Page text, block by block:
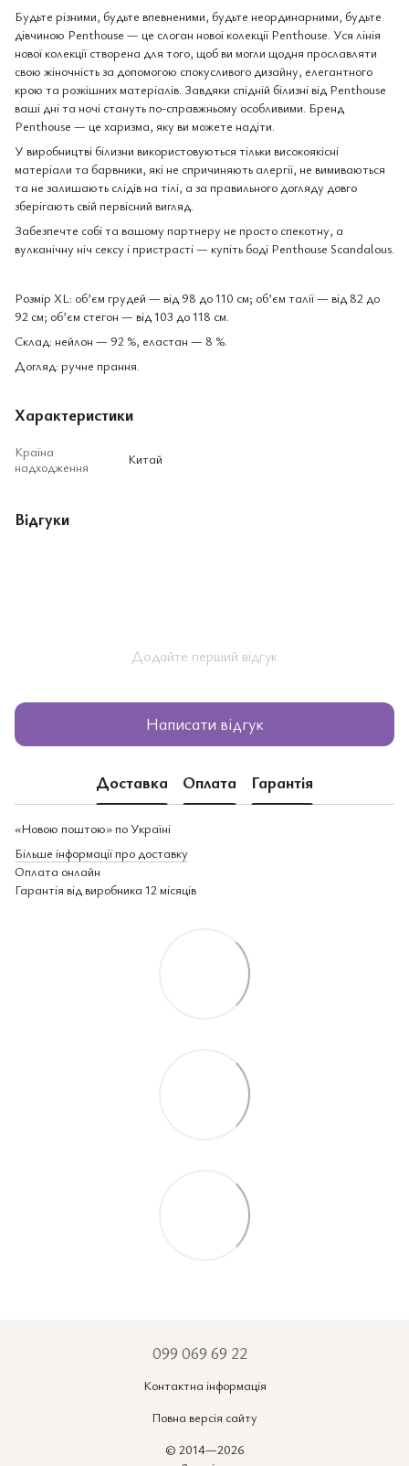
Будьте різними, будьте впевненими, будьте неординарними, будьте
дівчиною Penthouse — це слоган нової колекції Penthouse. Уся лінія
нової колекції створена для того, щоб ви могли щодня прославляти
свою жіночність за допомогою спокусливого дизайну, елегантного
крою та розкішних матеріалів. Завдяки спідній білизні від Penthouse
ваші дні та ночі стануть по-справжньому особливими. Бренд
Penthouse — це харизма, яку ви можете надіти.
У виробництві білизни використовуються тільки високоякісні
матеріали та барвники, які не спричиняють алергії, не вимиваються
та не залишають слідів на тілі, а за правильного догляду довго
зберігають свій первісний вигляд.
Забезпечте собі та вашому партнеру не просто спекотну, а
вулканічну ніч сексу і пристрасті — купіть боді Penthouse Scandalous.
Розмір XL: об’єм грудей — від 98 до 110 см; об’єм талії — від 82 до
92 см; об’єм стегон — від 103 до 118 см.
Склад: нейлон — 92 %, еластан — 8 %.
Догляд: ручне прання.
Характеристики
Країна
надходження
Китай
Відгуки
Додайте перший відгук
Написати відгук
Доставка Оплата Гарантія
«Новою поштою» по Україні
Більше інформації про доставку
Оплата онлайн
Гарантія від виробника 12 місяців
099 069 69 22
Контактна інформація
Повна версія сайту
© 2014—2026